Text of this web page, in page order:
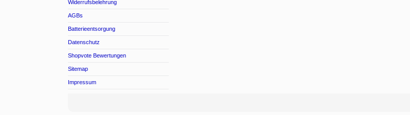
Widerrufsbelehrung
AGBs
Batterieentsorgung
Datenschutz
Shopvote Bewertungen
Sitemap
Impressum